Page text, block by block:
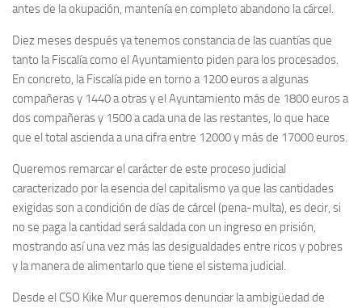
antes de la okupación, mantenía en completo abandono la cárcel.
Diez meses después ya tenemos constancia de las cuantías que
tanto la Fiscalía como el Ayuntamiento piden para los procesados.
En concreto, la Fiscalía pide en torno a 1200 euros a algunas
compañeras y 1440 a otras y el Ayuntamiento más de 1800 euros a
dos compañeras y 1500 a cada una de las restantes, lo que hace
que el total ascienda a una cifra entre 12000 y más de 17000 euros.
Queremos remarcar el carácter de este proceso judicial
caracterizado por la esencia del capitalismo ya que las cantidades
exigidas son a condición de días de cárcel (pena-multa), es decir, si
no se paga la cantidad será saldada con un ingreso en prisión,
mostrando así una vez más las desigualdades entre ricos y pobres
y la manera de alimentarlo que tiene el sistema judicial.
Desde el CSO Kike Mur queremos denunciar la ambigüedad de